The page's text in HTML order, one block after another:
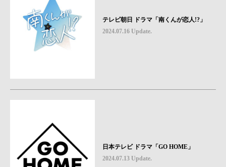
テレビ朝日 ドラマ「南くんが恋人!?」
2024.07.16 Update.
日本テレビ ドラマ「GO HOME」
2024.07.13 Update.